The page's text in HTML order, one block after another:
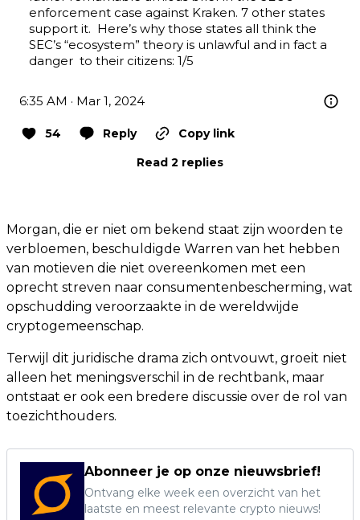
enforcement case against Kraken. 7 other states
support it.  Here’s why those states all think the
SEC’s “ecosystem” theory is unlawful and in fact a
danger  to their citizens: 1/5
6:35 AM · Mar 1, 2024
54 Reply
Copy link
Read 2 replies
Morgan, die er niet om bekend staat zijn woorden te
verbloemen, beschuldigde Warren van het hebben
van motieven die niet overeenkomen met een
oprecht streven naar consumentenbescherming, wat
opschudding veroorzaakte in de wereldwijde
cryptogemeenschap.
Terwijl dit juridische drama zich ontvouwt, groeit niet
alleen het meningsverschil in de rechtbank, maar
ontstaat er ook een bredere discussie over de rol van
toezichthouders.
Abonneer je op onze nieuwsbrief!
Ontvang elke week een overzicht van het
laatste en meest relevante crypto nieuws!